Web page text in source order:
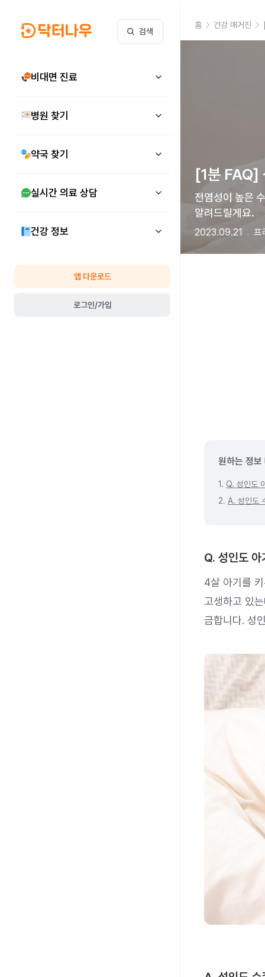
검색
비대면 진료
병원 찾기
약국 찾기
실시간 의료 상담
건강 정보
앱 다운로드
로그인/가입
홈 건강 매거진
[1분 FAQ]
전염성이 높은
알려드릴게요.
2023.09.21 프
원하는 정보
1. Q. 성인도
2. A. 성인도
Q. 성인도
4살 아기를
고생하고 있
금합니다. 성